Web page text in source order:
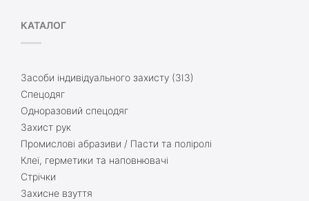
КАТАЛОГ
Засоби індивідуального захисту (ЗІЗ)
Спецодяг
Одноразовий спецодяг
Захист рук
Промислові абразиви / Пасти та поліролі
Клеї, герметики та наповнювачі
Стрічки
Захисне взуття